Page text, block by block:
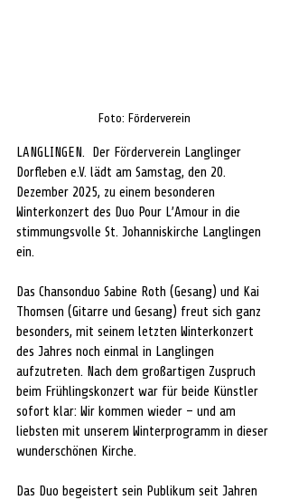
Foto: Förderverein
LANGLINGEN.  Der Förderverein Langlinger
Dorfleben e.V. lädt am Samstag, den 20.
Dezember 2025, zu einem besonderen
Winterkonzert des Duo Pour L’Amour in die
stimmungsvolle St. Johanniskirche Langlingen
ein.
Das Chansonduo Sabine Roth (Gesang) und Kai
Thomsen (Gitarre und Gesang) freut sich ganz
besonders, mit seinem letzten Winterkonzert
des Jahres noch einmal in Langlingen
aufzutreten. Nach dem großartigen Zuspruch
beim Frühlingskonzert war für beide Künstler
sofort klar: Wir kommen wieder – und am
liebsten mit unserem Winterprogramm in dieser
wunderschönen Kirche.
Das Duo begeistert sein Publikum seit Jahren